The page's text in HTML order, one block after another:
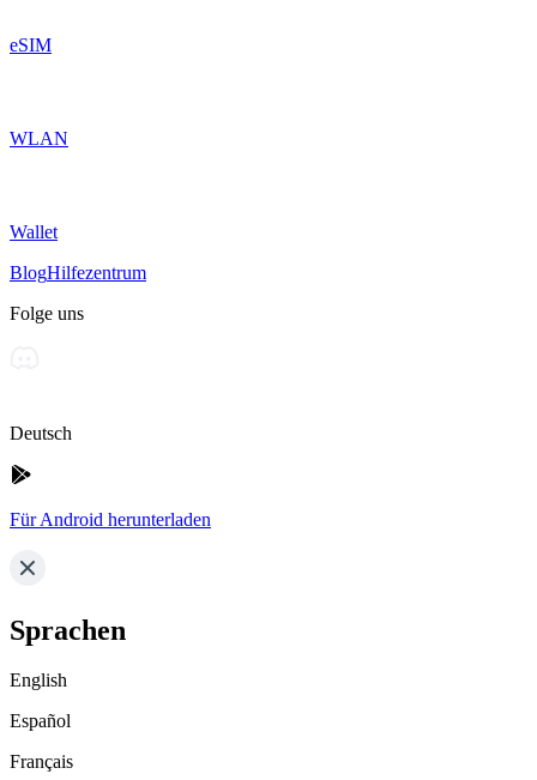
eSIM
WLAN
Wallet
BlogHilfezentrum
Folge uns
Deutsch
Für Android herunterladen
Sprachen
English
Español
Français